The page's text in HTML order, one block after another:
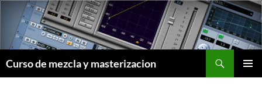
contenido
Curso de mezcla y masterizacion